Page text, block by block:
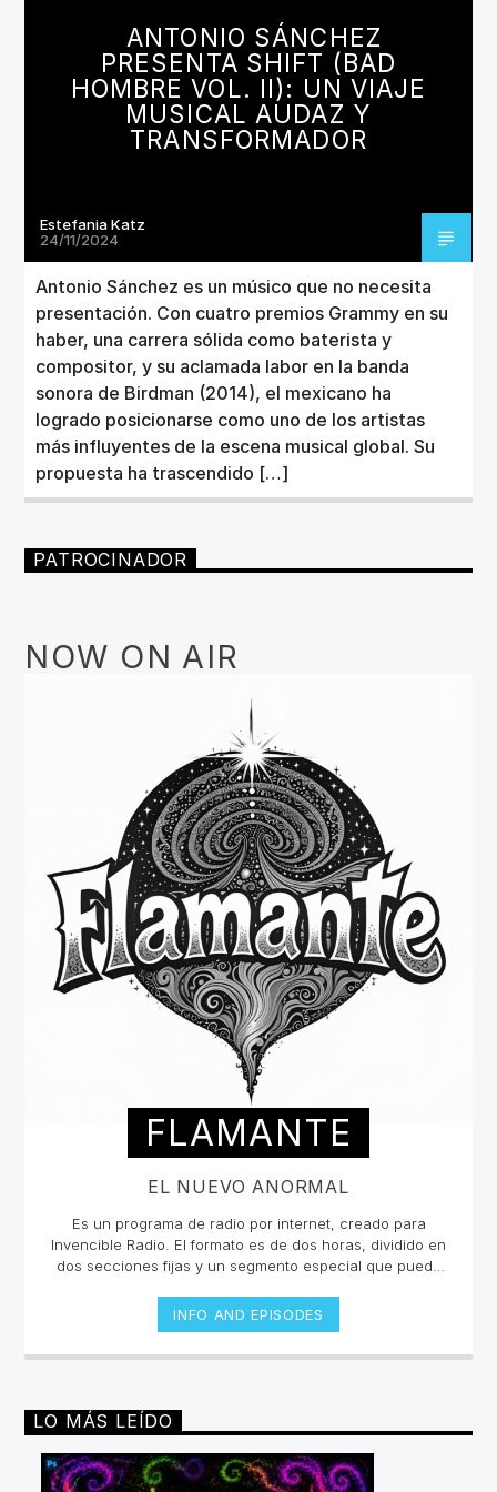
ARTISTA
Invencible Radio
ANTONIO SÁNCHEZ
PRESENTA SHIFT (BAD
HOMBRE VOL. II): UN VIAJE
MUSICAL AUDAZ Y
TRANSFORMADOR
Estefania Katz
24/11/2024
Antonio Sánchez es un músico que no necesita
presentación. Con cuatro premios Grammy en su
haber, una carrera sólida como baterista y
compositor, y su aclamada labor en la banda
sonora de Birdman (2014), el mexicano ha
logrado posicionarse como uno de los artistas
más influyentes de la escena musical global. Su
propuesta ha trascendido […]
PATROCINADOR
NOW ON AIR
FLAMANTE
EL NUEVO ANORMAL
Es un programa de radio por internet, creado para
Invencible Radio. El formato es de dos horas, dividido en
dos secciones fijas y un segmento especial que puede
neopsicodélica mundial, Flamante presenta nuevas
exploraciones musicales (poco convencionales y
audaces) de la escena underground, sin dejar de lado
INFO AND EPISODES
LO MÁS LEÍDO